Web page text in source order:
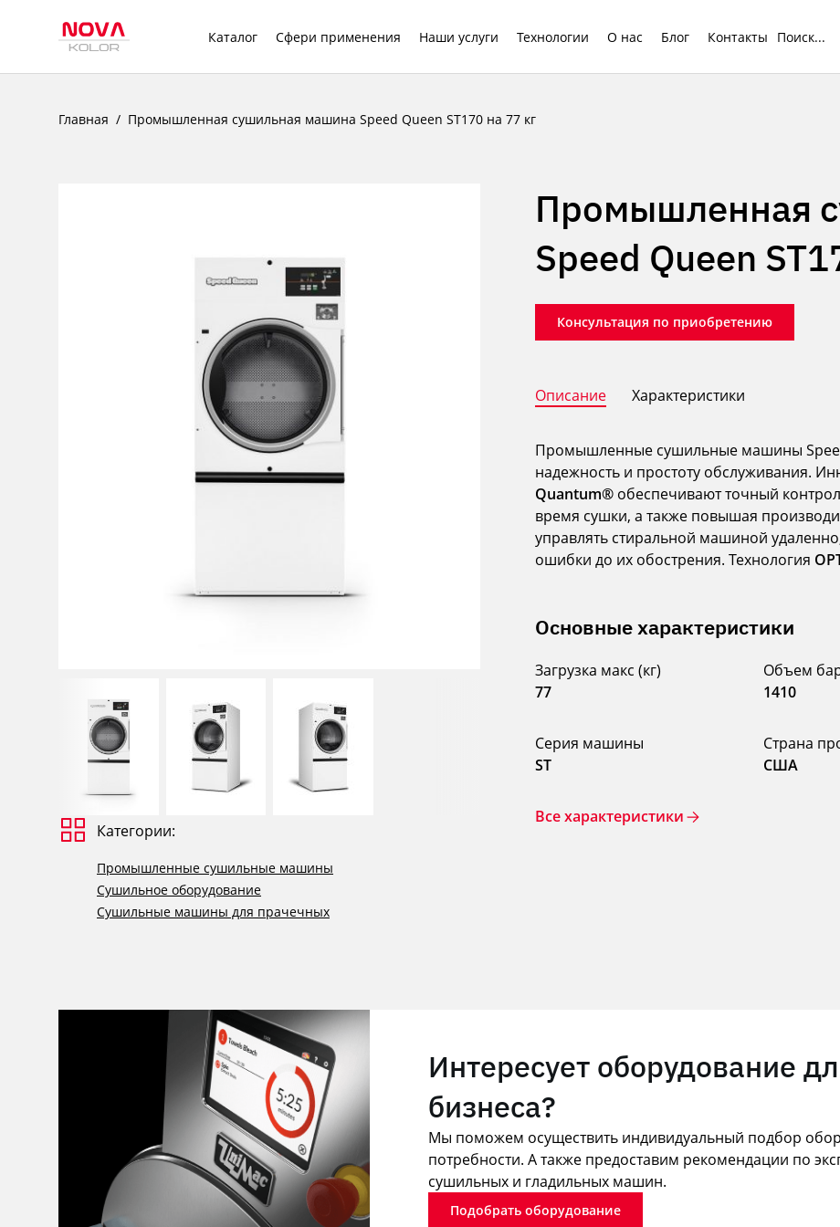
Каталог Сфери применения Наши услуги Технологии О нас Блог Контакты
Главная Промышленная сушильная машина Speed ​​Queen ST170 на 77 кг
Категории:
Промышленные сушильные машины
Сушильное оборудование
Сушильные машины для прачечных
Промышленная
Speed ​​Queen
Консультация по приобретению
Описание Характеристики
Промышленные сушильные машины
надежность и простоту обслуживания.
Quantum® обеспечивают точный
время сушки, а также повышая
управлять стиральной машиной
ошибки до их обострения. Технология
Основные характеристики
Загрузка макс (кг)
77
Объем
1410
Серия машины
ST
Страна
США
Все характеристики
Интересует оборудование
бизнеса?
Мы поможем осуществить индивидуальный подбор
потребности. А также предоставим рекомендации по
сушильных и гладильных машин.
Подобрать оборудование